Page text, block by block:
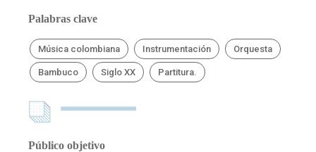
Palabras clave
Música colombiana Instrumentación Orquesta
Bambuco Siglo XX Partitura.
Público objetivo